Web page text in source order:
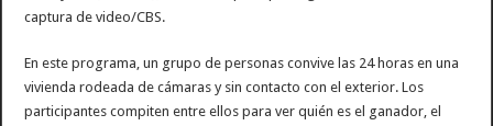
captura de video/CBS.
En este programa, un grupo de personas convive las 24 horas en una
vivienda rodeada de cámaras y sin contacto con el exterior. Los
participantes compiten entre ellos para ver quién es el ganador, el